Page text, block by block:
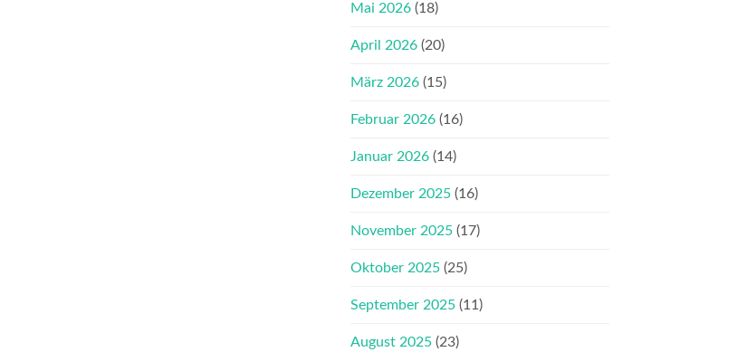
Mai 2026 (18)
April 2026 (20)
März 2026 (15)
Februar 2026 (16)
Januar 2026 (14)
Dezember 2025 (16)
November 2025 (17)
Oktober 2025 (25)
September 2025 (11)
August 2025 (23)